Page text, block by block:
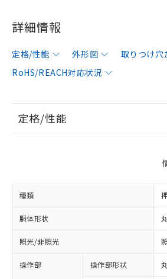
詳細情報
定格/性能 外形図 取りつけ穴
RoHS/REACH対応状況
定格/性能
種類
胴体形状
照光/非照光
操作部 操作部形状